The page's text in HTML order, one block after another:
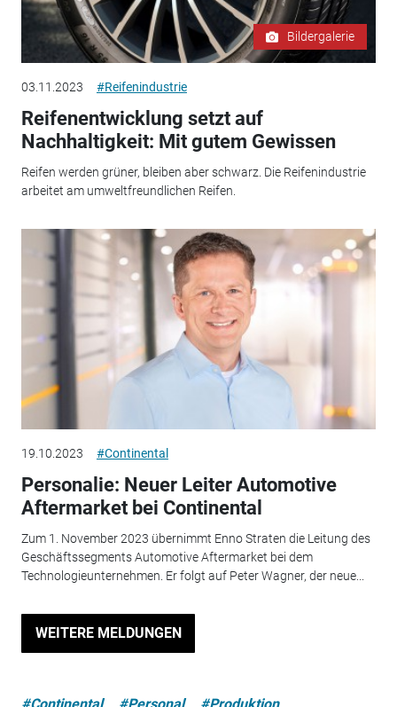
Bildergalerie
03.11.2023 #Reifenindustrie
Reifenentwicklung setzt auf
Nachhaltigkeit: Mit gutem Gewissen
Reifen werden grüner, bleiben aber schwarz. Die Reifenindustrie
arbeitet am umweltfreundlichen Reifen.
19.10.2023 #Continental
Personalie: Neuer Leiter Automotive
Aftermarket bei Continental
Zum 1. November 2023 übernimmt Enno Straten die Leitung des
Geschäftssegments Automotive Aftermarket bei dem
Technologieunternehmen. Er folgt auf Peter Wagner, der neue...
WEITERE MELDUNGEN